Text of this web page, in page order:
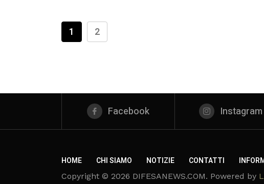
1 2
Facebook Instagram
HOME CHI SIAMO NOTIZIE CONTATTI
Copyright © 2026 DIFESANEWS.COM. Powered by